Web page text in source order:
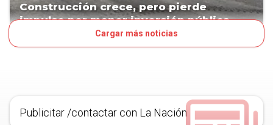
Construcción crece, pero pierde
impulso por menor inversión pública
Cargar más noticias
Publicitar /contactar con La Nación